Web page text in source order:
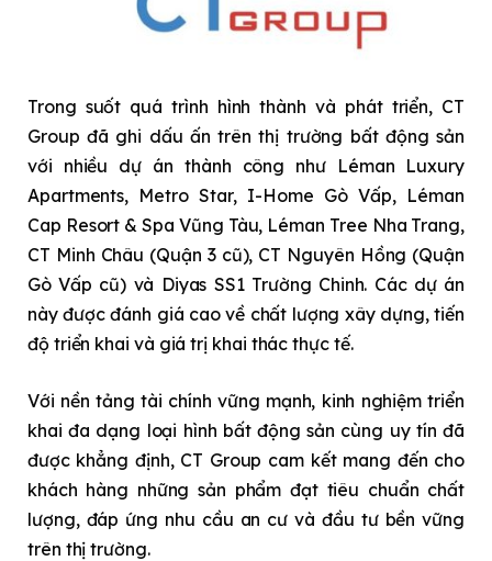
Trong suốt quá trình hình thành và phát triển, CT
Group đã ghi dấu ấn trên thị trường bất động sản
với nhiều dự án thành công như Léman Luxury
Apartments, Metro Star, I-Home Gò Vấp, Léman
Cap Resort & Spa Vũng Tàu, Léman Tree Nha Trang,
CT Minh Châu (Quận 3 cũ), CT Nguyên Hồng (Quận
Gò Vấp cũ) và Diyas SS1 Trường Chinh. Các dự án
này được đánh giá cao về chất lượng xây dựng, tiến
độ triển khai và giá trị khai thác thực tế.
Với nền tảng tài chính vững mạnh, kinh nghiệm triển
khai đa dạng loại hình bất động sản cùng uy tín đã
được khẳng định, CT Group cam kết mang đến cho
khách hàng những sản phẩm đạt tiêu chuẩn chất
lượng, đáp ứng nhu cầu an cư và đầu tư bền vững
trên thị trường.